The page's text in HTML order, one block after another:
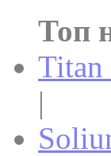
Топ
Titan
|